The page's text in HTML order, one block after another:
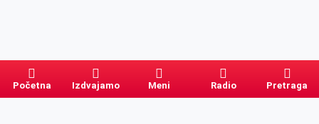
Početna Izdvajamo Meni Radio Pretraga